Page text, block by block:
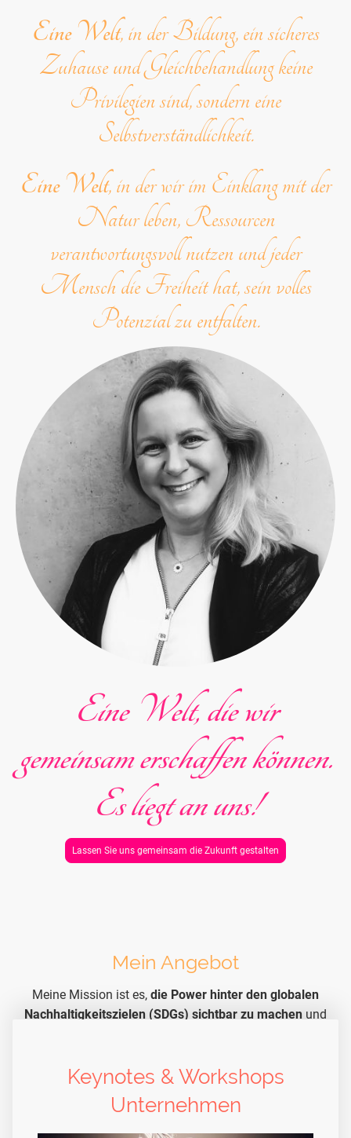
Eine Welt, in der Bildung, ein sicheres
Zuhause und Gleichbehandlung keine
Privilegien sind, sondern eine
Selbstverständlichkeit.
Eine Welt, in der wir im Einklang mit der
Natur leben, Ressourcen
verantwortungsvoll nutzen und jeder
Mensch die Freiheit hat, sein volles
Potenzial zu entfalten.
Eine Welt, die wir
gemeinsam erschaffen können.
Es liegt an uns!
Lassen Sie uns gemeinsam die Zukunft gestalten
Mein Angebot
Meine Mission ist es, die Power hinter den globalen
Nachhaltigkeitszielen (SDGs) sichtbar zu machen und
die Power unserer Selbstwirksamkeit erkennen, können
wir global mit den 17 Zielen als Kompass die Welt
grundlegend transformieren.
Keynotes & Workshops
Unternehmen